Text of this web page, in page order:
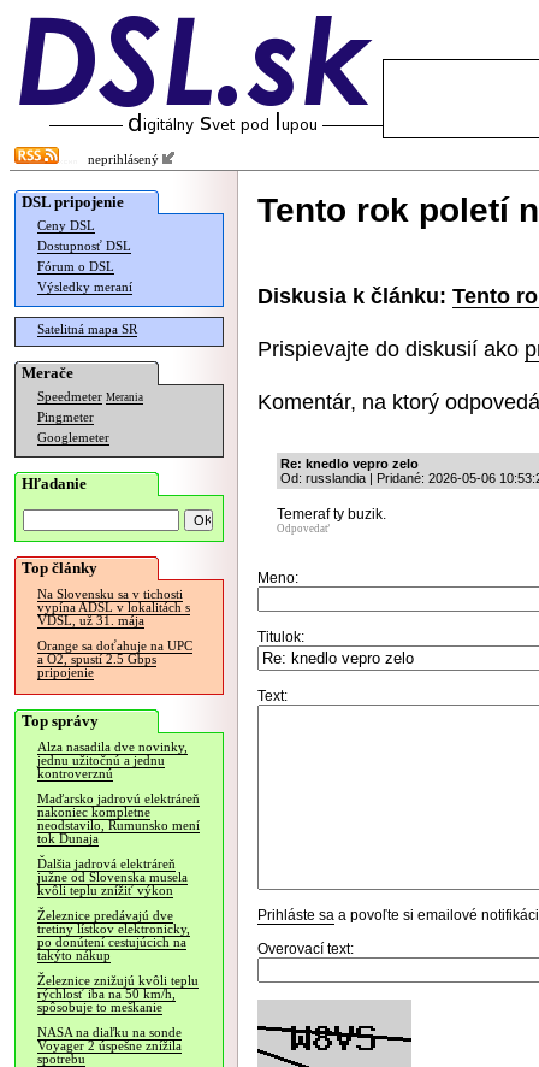
neprihlásený
DSL pripojenie
Ceny DSL
Dostupnosť DSL
Fórum o DSL
Výsledky meraní
Satelitná mapa SR
Merače
Speedmeter Merania
Pingmeter
Googlemeter
Hľadanie
Top články
Na Slovensku sa v tichosti
vypína ADSL v lokalitách s
VDSL, už 31. mája
Orange sa doťahuje na UPC
a O2, spustí 2.5 Gbps
pripojenie
Top správy
Alza nasadila dve novinky,
jednu užitočnú a jednu
kontroverznú
Maďarsko jadrovú elektráreň
nakoniec kompletne
neodstavilo, Rumunsko mení
tok Dunaja
Ďalšia jadrová elektráreň
južne od Slovenska musela
kvôli teplu znížiť výkon
Železnice predávajú dve
tretiny lístkov elektronicky,
po donútení cestujúcich na
takýto nákup
Železnice znižujú kvôli teplu
rýchlosť iba na 50 km/h,
spôsobuje to meškanie
NASA na diaľku na sonde
Voyager 2 úspešne znížila
spotrebu
Tento rok poletí
Diskusia k článku: Tento
Prispievajte do diskusií ako
Komentár, na ktorý
Re: knedlo vepro zelo
Od: russlandia | Pridané: 2026-05-06
Temeraf ty buzik.
Odpovedať
Meno:
Titulok:
Text:
Prihláste sa a povoľte si emailové
Overovací text: